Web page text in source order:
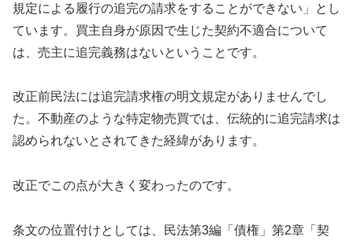
規定による履行の追完の請求をすることができない」とし
ています。買主自身が原因で生じた契約不適合について
は、売主に追完義務はないということです。
改正前民法には追完請求権の明文規定がありませんでし
た。不動産のような特定物売買では、伝統的に追完請求は
認められないとされてきた経緯があります。
改正でこの点が大きく変わったのです。
条文の位置付けとしては、民法第3編「債権」第2章「契